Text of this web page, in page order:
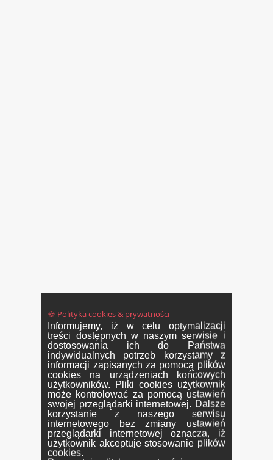
🍪 Polityka cookies & prywatności
Informujemy, iż w celu optymalizacji
treści dostępnych w naszym serwisie i
dostosowania ich do Państwa
indywidualnych potrzeb korzystamy z
informacji zapisanych za pomocą plików
cookies na urządzeniach końcowych
użytkowników. Pliki cookies użytkownik
może kontrolować za pomocą ustawień
swojej przeglądarki internetowej. Dalsze
korzystanie z naszego serwisu
internetowego bez zmiany ustawień
przeglądarki internetowej oznacza, iż
użytkownik akceptuje stosowanie plików
cookies.